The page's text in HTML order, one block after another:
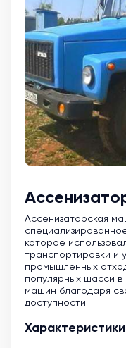
Ассенизаторская
которое
транспортировки и
промышленных
популярных шасси
машин благодаря
доступности.
Характеристики